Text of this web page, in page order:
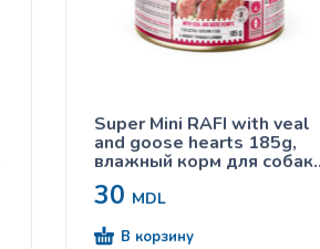
Super Mini RAFI with veal
and goose hearts 185g,
влажный корм для собак
телячьими и гусиными
сердцами
30 MDL
В корзину